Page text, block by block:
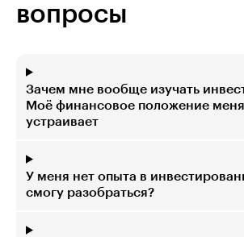
вопросы
Зачем мне вообще изучать
Моё финансовое положение меня
устраивает
У меня нет опыта в
смогу разобраться?